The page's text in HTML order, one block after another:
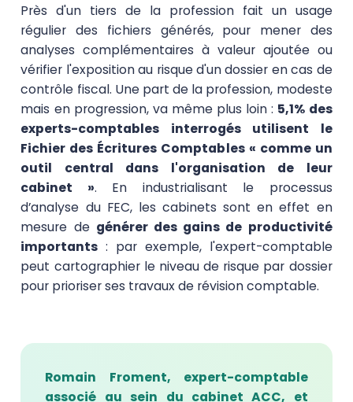
Près d'un tiers de la profession fait un usage
régulier des fichiers générés, pour mener des
analyses complémentaires à valeur ajoutée ou
vérifier l'exposition au risque d'un dossier en cas de
contrôle fiscal. Une part de la profession, modeste
mais en progression, va même plus loin : 5,1% des
experts-comptables interrogés utilisent le
Fichier des Écritures Comptables « comme un
outil central dans l'organisation de leur
cabinet ». En industrialisant le processus
d’analyse du FEC, les cabinets sont en effet en
mesure de générer des gains de productivité
importants : par exemple, l'expert-comptable
peut cartographier le niveau de risque par dossier
pour prioriser ses travaux de révision comptable.
Romain Froment, expert-comptable
associé au sein du cabinet ACC, et